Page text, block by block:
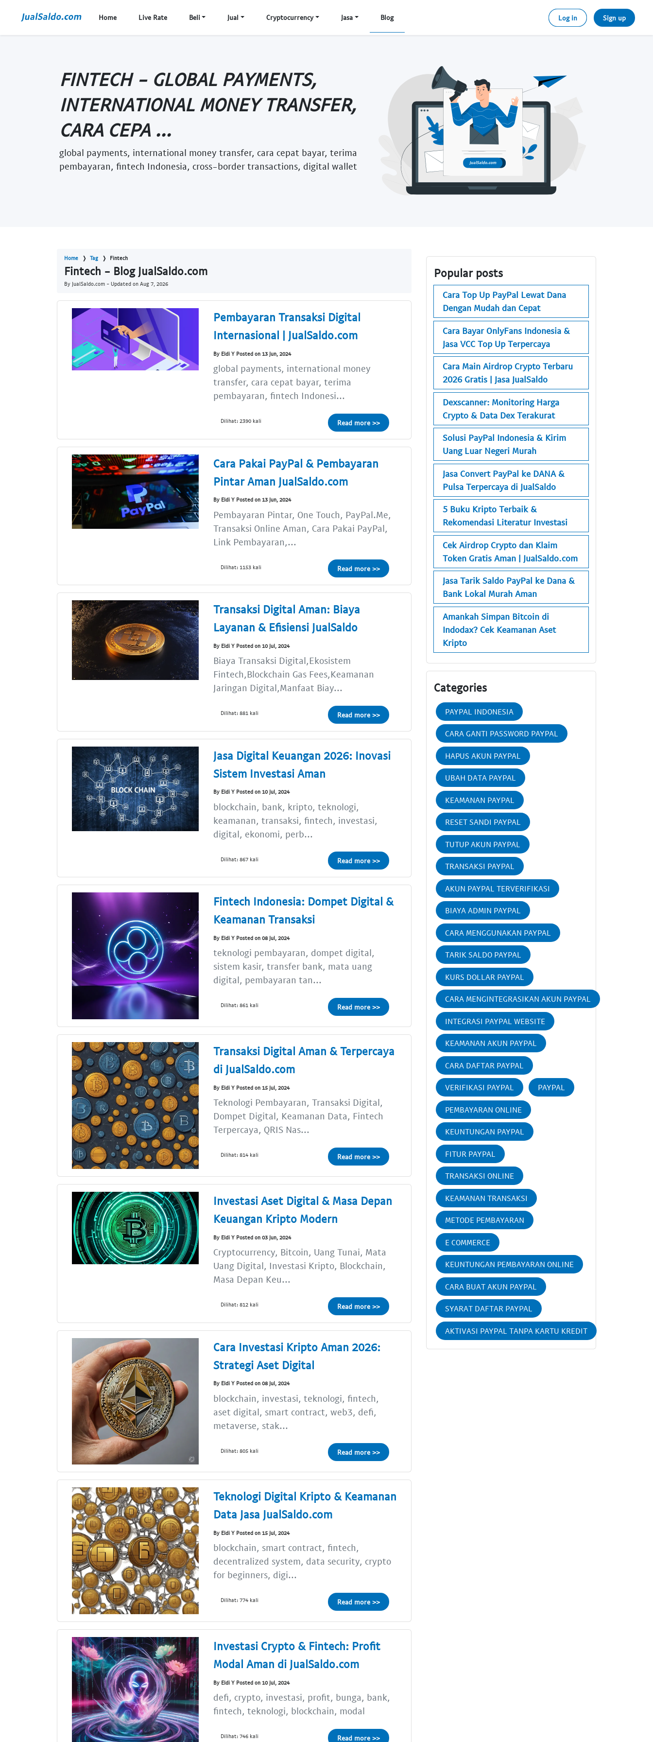
Home Live Rate Beli Jual Cryptocurrency Jasa Blog Log in Sign up
FINTECH - GLOBAL PAYMENTS,
INTERNATIONAL MONEY TRANSFER,
CARA CEPA ...
global payments, international money transfer, cara cepat bayar, terima
pembayaran, fintech Indonesia, cross-border transactions, digital wallet
Home Tag Fintech
Fintech - Blog JualSaldo.com
By JualSaldo.com - Updated on Aug 7, 2026
Pembayaran Transaksi Digital
Internasional | JualSaldo.com
By Eldi Y Posted on 13 Jun, 2024
global payments, international money
transfer, cara cepat bayar, terima
pembayaran, fintech Indonesi...
Dilihat: 2390 kali Read more >>
Cara Pakai PayPal & Pembayaran
Pintar Aman JualSaldo.com
By Eldi Y Posted on 13 Jun, 2024
Pembayaran Pintar, One Touch, PayPal.Me,
Transaksi Online Aman, Cara Pakai PayPal,
Link Pembayaran,...
Dilihat: 1153 kali Read more >>
Transaksi Digital Aman: Biaya
Layanan & Efisiensi JualSaldo
By Eldi Y Posted on 10 Jul, 2024
Biaya Transaksi Digital,Ekosistem
Fintech,Blockchain Gas Fees,Keamanan
Jaringan Digital,Manfaat Biay...
Dilihat: 881 kali Read more >>
Jasa Digital Keuangan 2026: Inovasi
Sistem Investasi Aman
By Eldi Y Posted on 10 Jul, 2024
blockchain, bank, kripto, teknologi,
keamanan, transaksi, fintech, investasi,
digital, ekonomi, perb...
Dilihat: 867 kali Read more >>
Fintech Indonesia: Dompet Digital &
Keamanan Transaksi
By Eldi Y Posted on 08 Jul, 2024
teknologi pembayaran, dompet digital,
sistem kasir, transfer bank, mata uang
digital, pembayaran tan...
Dilihat: 861 kali Read more >>
Transaksi Digital Aman & Terpercaya
di JualSaldo.com
By Eldi Y Posted on 15 Jul, 2024
Teknologi Pembayaran, Transaksi Digital,
Dompet Digital, Keamanan Data, Fintech
Terpercaya, QRIS Nas...
Dilihat: 814 kali Read more >>
Investasi Aset Digital & Masa Depan
Keuangan Kripto Modern
By Eldi Y Posted on 03 Jun, 2024
Cryptocurrency, Bitcoin, Uang Tunai, Mata
Uang Digital, Investasi Kripto, Blockchain,
Masa Depan Keu...
Dilihat: 812 kali Read more >>
Cara Investasi Kripto Aman 2026:
Strategi Aset Digital
By Eldi Y Posted on 08 Jul, 2024
blockchain, investasi, teknologi, fintech,
aset digital, smart contract, web3, defi,
metaverse, stak...
Dilihat: 805 kali Read more >>
Teknologi Digital Kripto & Keamanan
Data Jasa JualSaldo.com
By Eldi Y Posted on 15 Jul, 2024
blockchain, smart contract, fintech,
decentralized system, data security, crypto
for beginners, digi...
Dilihat: 774 kali Read more >>
Investasi Crypto & Fintech: Profit
Modal Aman di JualSaldo.com
By Eldi Y Posted on 10 Jul, 2024
defi, crypto, investasi, profit, bunga, bank,
fintech, teknologi, blockchain, modal
Dilihat: 746 kali Read more >>
Popular posts
Cara Top Up PayPal Lewat Dana
Dengan Mudah dan Cepat
Cara Bayar OnlyFans Indonesia &
Jasa VCC Top Up Terpercaya
Cara Main Airdrop Crypto Terbaru
2026 Gratis | Jasa JualSaldo
Dexscanner: Monitoring Harga
Crypto & Data Dex Terakurat
Solusi PayPal Indonesia & Kirim
Uang Luar Negeri Murah
Jasa Convert PayPal ke DANA &
Pulsa Terpercaya di JualSaldo
5 Buku Kripto Terbaik &
Rekomendasi Literatur Investasi
Cek Airdrop Crypto dan Klaim
Token Gratis Aman | JualSaldo.com
Jasa Tarik Saldo PayPal ke Dana &
Bank Lokal Murah Aman
Amankah Simpan Bitcoin di
Indodax? Cek Keamanan Aset
Kripto
Categories
PAYPAL INDONESIA
CARA GANTI PASSWORD PAYPAL
HAPUS AKUN PAYPAL
UBAH DATA PAYPAL
KEAMANAN PAYPAL
RESET SANDI PAYPAL
TUTUP AKUN PAYPAL
TRANSAKSI PAYPAL
AKUN PAYPAL TERVERIFIKASI
BIAYA ADMIN PAYPAL
CARA MENGGUNAKAN PAYPAL
TARIK SALDO PAYPAL
KURS DOLLAR PAYPAL
CARA MENGINTEGRASIKAN AKUN PAYPAL
INTEGRASI PAYPAL WEBSITE
KEAMANAN AKUN PAYPAL
CARA DAFTAR PAYPAL
VERIFIKASI PAYPAL PAYPAL
PEMBAYARAN ONLINE
KEUNTUNGAN PAYPAL
FITUR PAYPAL
TRANSAKSI ONLINE
KEAMANAN TRANSAKSI
METODE PEMBAYARAN
E COMMERCE
KEUNTUNGAN PEMBAYARAN ONLINE
CARA BUAT AKUN PAYPAL
SYARAT DAFTAR PAYPAL
AKTIVASI PAYPAL TANPA KARTU KREDIT